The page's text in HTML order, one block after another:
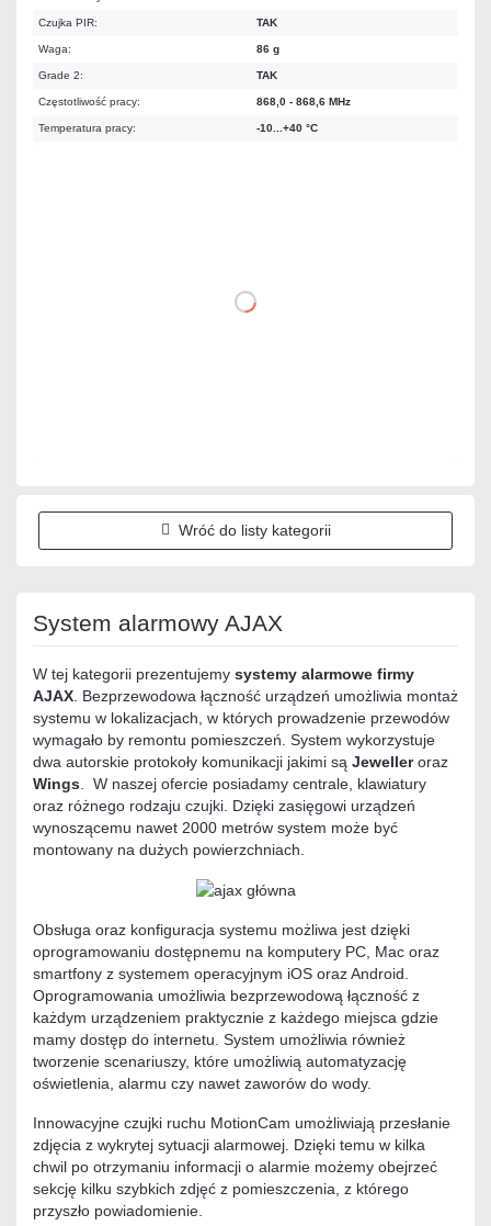
Czujka PIR: TAK
Waga: 86 g
Grade 2: TAK
Częstotliwość pracy: 868,0 - 868,6 MHz
Temperatura pracy: -10...+40 °C
DO KOSZYKA
Wróć do listy kategorii
System alarmowy AJAX
W tej kategorii prezentujemy systemy alarmowe firmy
AJAX . Bezprzewodowa łączność urządzeń umożliwia montaż
systemu w lokalizacjach, w których prowadzenie przewodów
wymagało by remontu pomieszczeń. System wykorzystuje
dwa autorskie protokoły komunikacji jakimi są Jewelleroraz
Wings . W naszej ofercie posiadamy centrale, klawiatury
oraz różnego rodzaju czujki. Dzięki zasięgowi urządzeń
wynoszącemu nawet 2000 metrów system może być
montowany na dużych powierzchniach.
Obsługa oraz konfiguracja systemu możliwa jest dzięki
oprogramowaniu dostępnemu na komputery PC, Mac oraz
smartfony z systemem operacyjnym iOS oraz Android.
Oprogramowania umożliwia bezprzewodową łączność z
każdym urządzeniem praktycznie z każdego miejsca gdzie
mamy dostęp do internetu. System umożliwia również
tworzenie scenariuszy, które umożliwią automatyzację
oświetlenia, alarmu czy nawet zaworów do wody.
Innowacyjne czujki ruchu MotionCam umożliwiają przesłanie
zdjęcia z wykrytej sytuacji alarmowej. Dzięki temu w kilka
chwil po otrzymaniu informacji o alarmie możemy obejrzeć
sekcję kilku szybkich zdjęć z pomieszczenia, z którego
przyszło powiadomienie.